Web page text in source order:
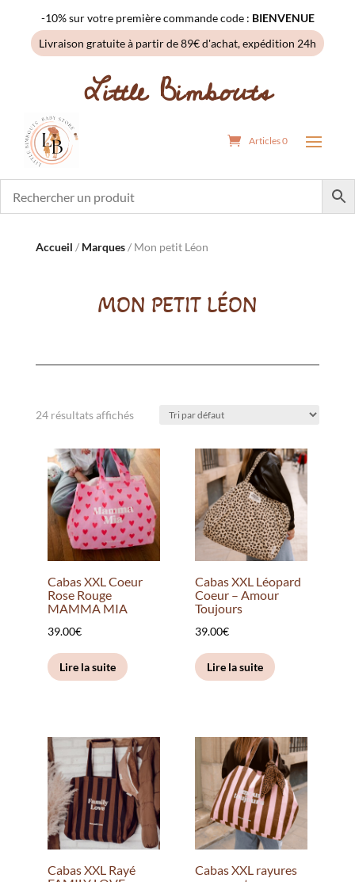
-10% sur votre première commande code : BIENVENUE
Livraison gratuite à partir de 89€ d'achat, expédition 24h
Little Bimbouts
Articles 0
Accueil / Marques/ Mon petit Léon
MON PETIT LÉON
24 résultats affichés
Cabas XXL Coeur
Rose Rouge
MAMMA MIA
39.00€
Lire la suite
Cabas XXL Léopard
Coeur – Amour
Toujours
39.00€
Lire la suite
Cabas XXL Rayé
Cabas XXL rayures